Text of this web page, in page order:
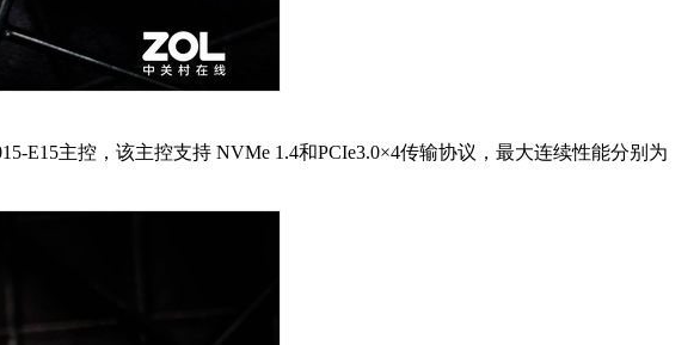
E15主控，该主控支持 NVMe 1.4和PCIe3.0×4传输协议，最大连续性能分别为